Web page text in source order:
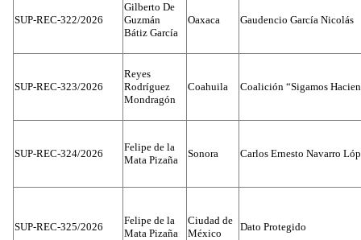
SUP-REC-322/2026
Gilberto De
Guzmán
Bátiz García
Oaxaca Gaudencio García Nicolás
SUP-REC-323/2026
Reyes
Rodríguez
Mondragón
Coahuila Coalición “Sigamos
SUP-REC-324/2026
Felipe de la
Mata Pizaña
Sonora Carlos Ernesto Navarro
SUP-REC-325/2026
Felipe de la
Mata Pizaña
Ciudad de
México
Dato Protegido